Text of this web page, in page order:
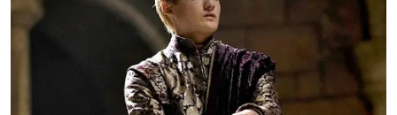
by TVPOOL ONLINE